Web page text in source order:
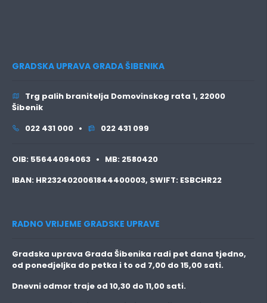
GRADSKA UPRAVA GRADA ŠIBENIKA
Trg palih branitelja Domovinskog rata 1, 22000
Šibenik
022 431 000 •
022 431 099
OIB: 55644094063 • MB: 2580420
IBAN: HR2324020061844400003, SWIFT: ESBCHR22
RADNO VRIJEME GRADSKE UPRAVE
Gradska uprava Grada Šibenika radi pet dana tjedno,
od ponedjeljka do petka i to od 7,00 do 15,00 sati.
Dnevni odmor traje od 10,30 do 11,00 sati.